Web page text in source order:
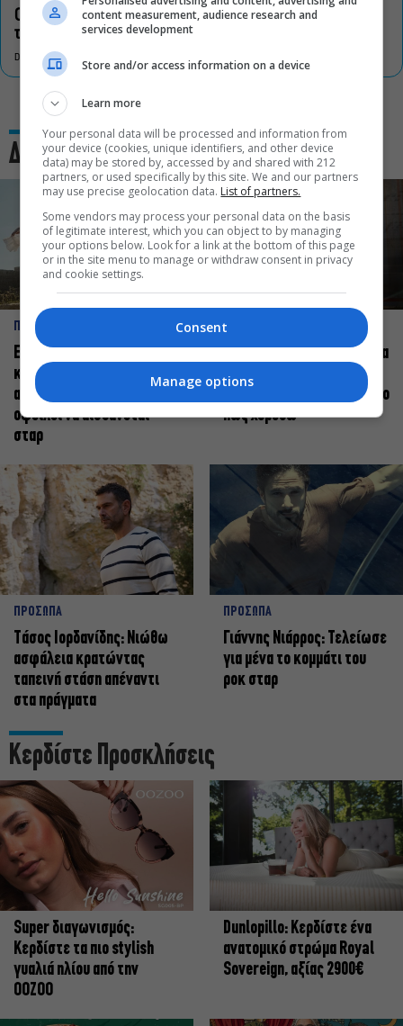
Οι «Τρωάδες» στην Επίδαυρο αλλάζουν την αντίληψη για
τον πολιτισμό
DON'T MISS
Δες και αυτό
ΠΡΟΣΩΠΑ
Ελεάνα Ανδρεούδη: Κάθε
καλλιτέχνης όταν
ανεβαίνει στη σκηνή
οφείλει να αισθάνεται
σταρ
ΠΡΟΣΩΠΑ
Βαγγέλης Μπίκος: Έμαθα να
δίνω αξία στο ποιος είμαι
πάνω στη σκηνή και όχι στο
πως χορεύω
ΠΡΟΣΩΠΑ
Tάσος Ιορδανίδης: Νιώθω
ασφάλεια κρατώντας
ταπεινή στάση απέναντι
στα πράγματα
ΠΡΟΣΩΠΑ
Γιάννης Νιάρρος: Τελείωσε
για μένα το κομμάτι του
ροκ σταρ
Κερδίστε Προσκλήσεις
Super διαγωνισμός:
Κερδίστε τα πιο stylish
γυαλιά ηλίου από την
OOZOO
Dunlopillo: Κερδίστε ένα
ανατομικό στρώμα Royal
Sovereign, αξίας 2900€
content measurement, audience research and
services development
Store and/or access information on a device
Learn more
Your personal data will be processed and information from
your device (cookies, unique identifiers, and other device
data) may be stored by, accessed by and shared with 212
partners, or used specifically by this site. We and our partners
may use precise geolocation data. List of partners.
Some vendors may process your personal data on the basis
of legitimate interest, which you can object to by managing
your options below. Look for a link at the bottom of this page
or in the site menu to manage or withdraw consent in privacy
and cookie settings.
Consent
Manage options